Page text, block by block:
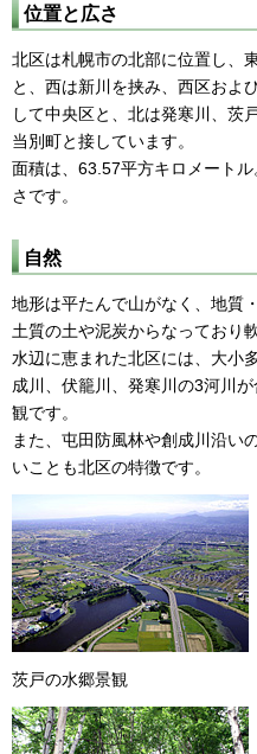
位置と広さ
北区は札幌市の北部に位置し、
と、西は新川を挟み、西区およ
して中央区と、北は発寒川、茨
当別町と接しています。
面積は、63.57平方キロメート
さです。
自然
地形は平たんで山がなく、地質
土質の土や泥炭からなっており
水辺に恵まれた北区には、大小
成川、伏籠川、発寒川の3河川
観です。
また、屯田防風林や創成川沿い
いことも北区の特徴です。
茨戸の水郷景観